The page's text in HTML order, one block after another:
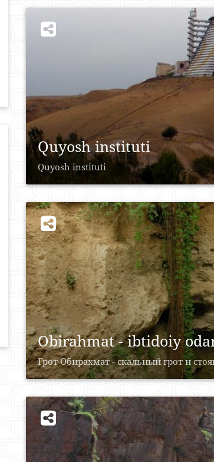
Quyosh instituti
Quyosh instituti
Obirahmat - ibtidoiy
Грот Обирахмат - скальный грот и